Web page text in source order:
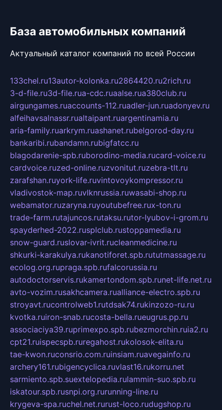
База автомобильных компаний
Актуальный каталог компаний по всей России
133chel.ru13autor-kolonka.ru2864420.ru2rich.ru
3-d-file.ru3d-file.rua-cdc.ruaalse.rua380club.ru
airgungames.ruaccounts-112.ruadler-jun.ruadonyev.ru
alfeihavsalnassr.rualtaipant.ruargentinamia.ru
aria-family.ruarkrym.ruashanet.rubelgorod-day.ru
bankaribi.rubandamn.rubigfatcc.ru
blagodarenie-spb.ruborodino-media.rucard-voice.ru
cardvoice.ruzed-online.ruzvonitut.ruzebra-tlt.ru
zarafshan.ruyork-life.ruvintovoykompressor.ru
vladivostok-map.ruvlknrussia.ruwasabi-shop.ru
webamator.ruzaryna.ruyoutubefree.rux-ton.ru
trade-farm.rutajuncos.rutaksu.rutor-lyubov-i-grom.ru
spayderhed-2022.rusplclub.rustoppamedia.ru
snow-guard.ruslovar-ivrit.rucleanmedicine.ru
shkurki-karakulya.rukanotiforet.spb.rututmassage.ru
ecolog.org.rupraga.spb.rufalcorussia.ru
autodoctorservis.rukamertondom.spb.runet-life.net.ru
avto-vozim.rusakhcamera.rualliance-electro.spb.ru
stroyavt.rucontrolweb1.rutdsak74.rukinzozo-ru.ru
kvotka.ruiron-snab.rucosta-bella.rueugrus.pp.ru
associaciya39.ruprimexpo.spb.rubezmorchin.ruia2.ru
cpt21.ruispecspb.ruregahost.rukolosok-elita.ru
tae-kwon.ruconsrio.com.ruinsiam.ruavegainfo.ru
archery161.rubigencyclica.ruvlast16.rukorru.net
sarmiento.spb.suextelopedia.rulammin-suo.spb.ru
iskatour.spb.rusnpi.org.rurunning-line.ru
krygeva-spa.ruchel.net.rurust-loco.rudugshop.ru